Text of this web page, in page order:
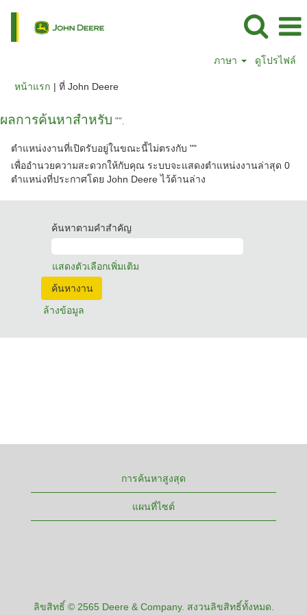
ภาษา ดูโปรไฟล์
หน้าแรก | ที่ John Deere(หน้า
ผลการค้นหาสำหรับ "".
ตำแหน่งงานที่เปิดรับอยู่ในขณะนี้ไม่ตรงกับ ""
เพื่ออำนวยความสะดวกให้กับคุณ ระบบจะแสดงตำแหน่งงานล่าสุด 0
ตำแหน่งที่ประกาศโดย John Deere ไว้ด้านล่าง
ค้นหาตามคำสำคัญ
แสดงตัวเลือกเพิ่มเติม
ล้างข้อมูล
การค้นหาสูงสุด
แผนที่ไซต์
ลิขสิทธิ์ © 2565 Deere & Company. สงวนลิขสิทธิ์ทั้งหมด.